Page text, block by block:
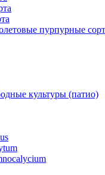
пурпурные
культуры (патио)